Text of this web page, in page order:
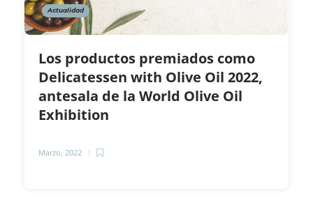
Actualidad
Los productos premiados como
Delicatessen with Olive Oil 2022,
antesala de la World Olive Oil
Exhibition
Marzo, 2022